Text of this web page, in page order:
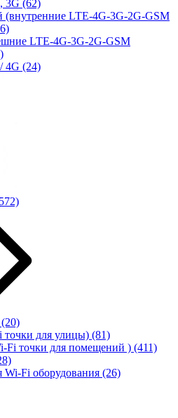
3G (62)
LTE-4G-3G-2G-GSM
LTE-4G-3G-2G-GSM
4G (24)
(20)
для улицы) (81)
Fi точки для помещений ) (411)
Wi-Fi оборудования (26)